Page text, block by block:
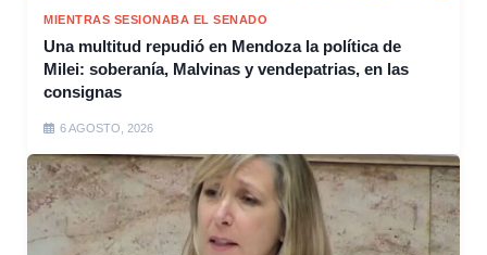
MIENTRAS SESIONABA EL SENADO
Una multitud repudió en Mendoza la política de
Milei: soberanía, Malvinas y vendepatrias, en las
consignas
6 AGOSTO, 2026